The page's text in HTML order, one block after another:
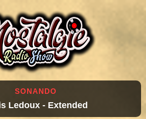
SONANDO
Ledoux - Extended